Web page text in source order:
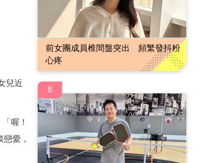
兒近
喔！
愛，
前女團成員椎間盤突出 頻繁發抖粉
心疼
6